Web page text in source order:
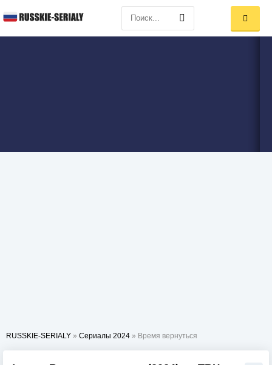
RUSSKIE-SERIALY » Сериалы 2024 » Время вернуться